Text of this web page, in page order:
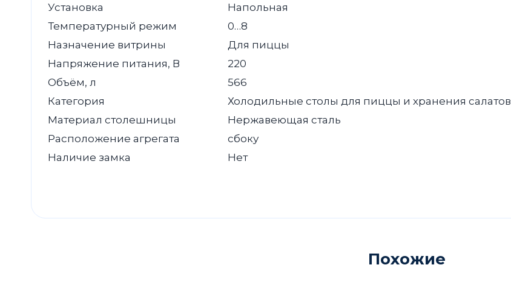
Установка
Напольная
Температурный режим
0…8
Назначение витрины
Для пиццы
Напряжение питания, В
220
Объём, л
566
Категория
Холодильные столы для пиццы и хранения салатов
Материал столешницы
Нержавеющая сталь
Расположение агрегата
сбоку
Наличие замка
Нет
Похожие